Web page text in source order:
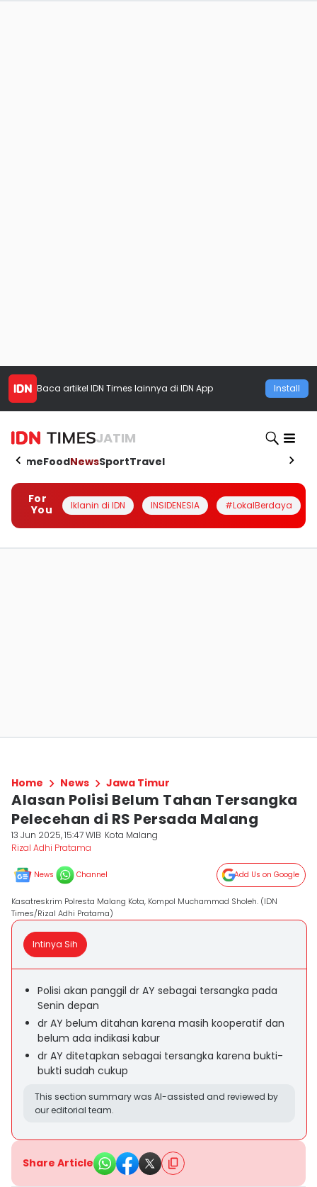
Baca artikel IDN Times lainnya di IDN App Install
JATIM
HomeFoodNewsSportTravel
For
You
Iklanin di IDN INSIDENESIA #LokalBerdaya
Home News Jawa Timur
Alasan Polisi Belum Tahan Tersangka
Pelecehan di RS Persada Malang
13 Jun 2025, 15:47 WIB Kota Malang
Rizal Adhi Pratama
News Channel Add Us on Google
Kasatreskrim Polresta Malang Kota, Kompol Muchammad Sholeh. (IDN
Times/Rizal Adhi Pratama)
Intinya Sih
Polisi akan panggil dr AY sebagai tersangka pada
Senin depan
dr AY belum ditahan karena masih kooperatif dan
belum ada indikasi kabur
dr AY ditetapkan sebagai tersangka karena bukti-
bukti sudah cukup
This section summary was AI-assisted and reviewed by
our editorial team.
Share Article